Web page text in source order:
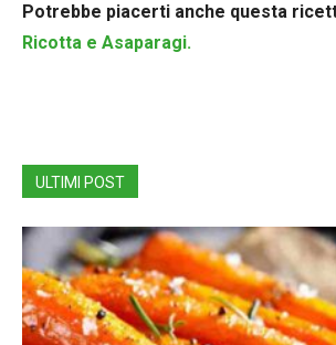
Potrebbe piacerti anche questa
Ricotta e Asaparagi.
ULTIMI POST